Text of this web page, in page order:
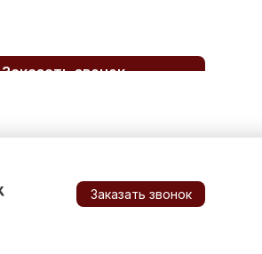
Заказать звонок
Заказать звонок